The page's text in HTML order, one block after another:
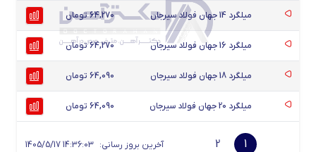
میلگرد 14 جهان فولاد سیرجان 64,270 تومان
میلگرد 16 جهان فولاد سیرجان 64,270 تومان
میلگرد 18 جهان فولاد سیرجان 64,090 تومان
میلگرد 20 جهان فولاد سیرجان 64,090 تومان
1
2 آخرین بروز رسانی: 1405/5/17 14:36:03